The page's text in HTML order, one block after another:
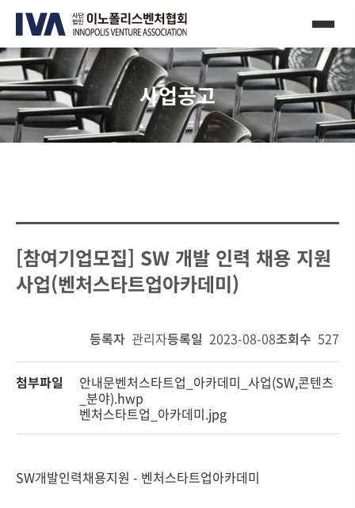
사업공고
[참여기업모집] SW 개발 인력 채용 지원
사업(벤처스타트업아카데미)
등록자 관리자등록일 2023-08-08조회수 527
첨부파일
안내문벤처스타트업_아카데미_사업(SW,콘텐츠
_분야).hwp
벤처스타트업_아카데미.jpg
SW개발인력채용지원 - 벤처스타트업아카데미